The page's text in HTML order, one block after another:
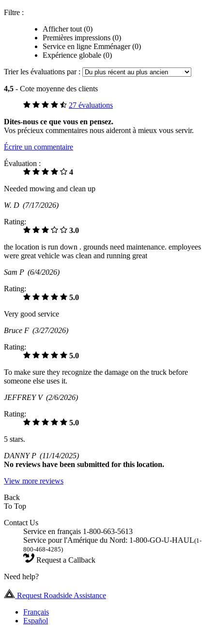
Filtre :
Afficher tout (0)
Premières impressions (0)
Service en ligne Emménager (0)
Expérience globale (0)
Trier les évaluations par :
4,5 - Cote moyenne des clients
27 évaluations
Dites-nous ce que vous en pensez.
Vos précieux commentaires nous aideront à mieux vous servir.
Écrire un commentaire
Évaluation :
4
Needed mowing and clean up
W. D (7/17/2026)
Rating:
3.0
the location is run down . grounds need maintenance. employees
were great vehicle was clean and running great
Sam P (6/4/2026)
Rating:
5.0
Very good service
Bruce F (3/27/2026)
Rating:
5.0
To make sure they recognize the damage on the truck before
someone else uses it.
JEFFREY V (2/6/2026)
Rating:
5.0
5 stars.
DANNY P (11/14/2025)
No reviews have been submitted for this location.
View more reviews
Back
To Top
Contact Us
Service en français 1-800-663-5613
Service pour l'Amérique du Nord: 1-800-GO-U-HAUL(1-
800-468-4285)
Request a Callback
Need help?
Request Roadside Assistance
Français
Español